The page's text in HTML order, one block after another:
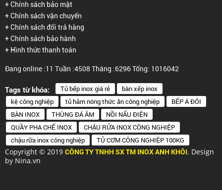
+ Chính sách bảo mật
+ Chính sách vận chuyển
+ Chính sách đổi trả hàng
+ Chính sách bảo hành
+ Hình thức thanh toán
Đang online :11 Tuần :4508 Tháng :6296Tổng: 1016042
Tags từ khóa: Tủ bếp inox giá rẻ
bàn xếp inox
kệ công nghiệp
tủ hâm nóng thức ăn công nghiệp
BẾP Á ĐÔI
BÀN INOX
THÙNG ĐÁ ÂM
NỒI NẤU ĐIỆN
QUẦY PHA CHẾ INOX
CHẬU RỬA INOX CÔNG NGHIỆP
chậu rữa inox công nghiệp
TỦ CƠM CÔNG NGHIỆP 100KG
Copyright © 2019 CÔNG TY TNHH SX TM INOX ANH KHÔI. Design
by Nina.vn